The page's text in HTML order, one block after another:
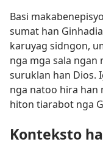
Basi
sumat han
karuyag sidngon,
nga mga sala ngan
suruklan han Dios.
nga natoo hira han
hiton tiarabot nga
Konteksto